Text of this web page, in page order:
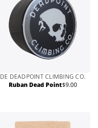
DE DEADPOINT CLIMBING CO.
Ruban Dead PointPrix
$9.00